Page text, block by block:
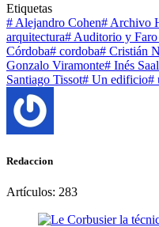
Etiquetas
# Alejandro Cohen# Archivo
arquitectura# Auditorio y
Córdoba# cordoba# Cristián
Gonzalo Viramonte# Inés Saal
Santiago Tissot# Un edificio#
Redaccion
Artículos: 283